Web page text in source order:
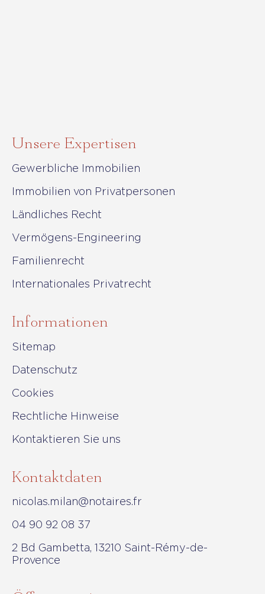
Unsere Expertisen
Gewerbliche Immobilien
Immobilien von Privatpersonen
Ländliches Recht
Vermögens-Engineering
Familienrecht
Internationales Privatrecht
Informationen
Sitemap
Datenschutz
Cookies
Rechtliche Hinweise
Kontaktieren Sie uns
Kontaktdaten
nicolas.milan@notaires.fr
04 90 92 08 37
2 Bd Gambetta, 13210 Saint-Rémy-de-
Provence